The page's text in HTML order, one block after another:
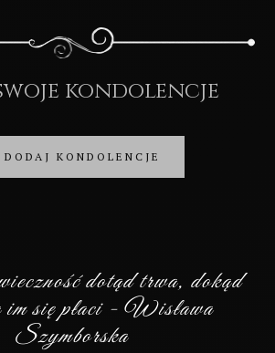
kondolencje
DODAJ KONDOLENCJE
dotąd trwa, dokąd
im się płaci - Wisława
Szymborska